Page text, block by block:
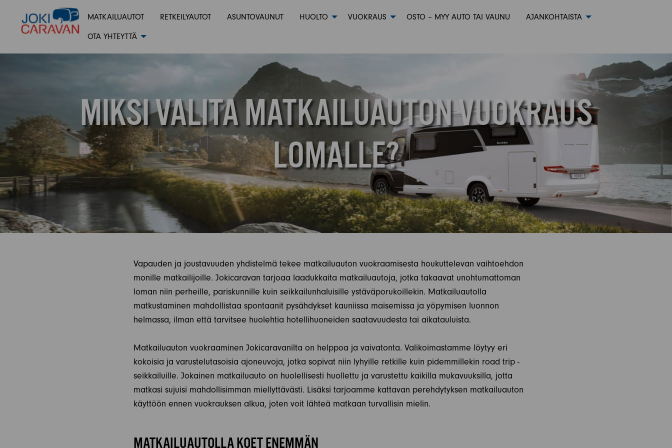
MATKAILUAUTOT RETKEILYAUTOT ASUNTOVAUNUT HUOLTO VUOKRAUS OSTO – MYY AUTO TAI VAUNU AJANKOHTAISTA
OTA YHTEYTTÄ
MIKSI VALITA MATKAILUAUTON VUOKRAUS
LOMALLE?
Vapauden ja joustavuuden yhdistelmä tekee matkailuauton vuokraamisesta houkuttelevan vaihtoehdon
monille matkailijoille. Jokicaravan tarjoaa laadukkaita matkailuautoja, jotka takaavat unohtumattoman
loman niin perheille, pariskunnille kuin seikkailunhaluisille ystäväporukoillekin. Matkailuautolla
matkustaminen mahdollistaa spontaanit pysähdykset kauniissa maisemissa ja yöpymisen luonnon
helmassa, ilman että tarvitsee huolehtia hotellihuoneiden saatavuudesta tai aikatauluista.
Matkailuauton vuokraaminen Jokicaravanilta on helppoa ja vaivatonta. Valikoimastamme löytyy eri
kokoisia ja varustelutasoisia ajoneuvoja, jotka sopivat niin lyhyille retkille kuin pidemmillekin road trip -
seikkailuille. Jokainen matkailuauto on huolellisesti huollettu ja varustettu kaikilla mukavuuksilla, jotta
matkasi sujuisi mahdollisimman miellyttävästi. Lisäksi tarjoamme kattavan perehdytyksen matkailuauton
käyttöön ennen vuokrauksen alkua, joten voit lähteä matkaan turvallisin mielin.
MATKAILUAUTOLLA KOET ENEMMÄN